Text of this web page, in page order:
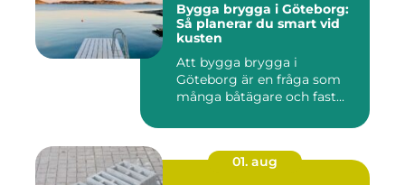
Bygga brygga i Göteborg:
Så planerar du smart vid
kusten
Att bygga brygga i
Göteborg är en fråga som
många båtägare och fast...
01. aug